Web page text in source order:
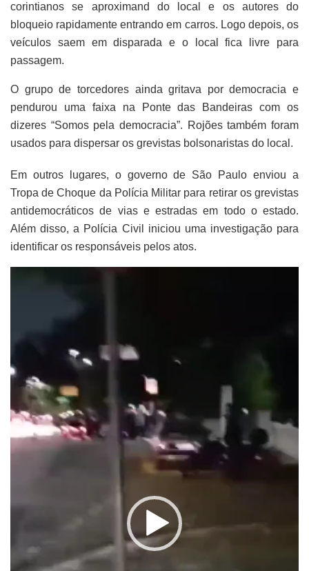
corintianos se aproximand do local e os autores do
bloqueio rapidamente entrando em carros. Logo depois, os
veículos saem em disparada e o local fica livre para
passagem.
O grupo de torcedores ainda gritava por democracia e
pendurou uma faixa na Ponte das Bandeiras com os
dizeres “Somos pela democracia”. Rojões também foram
usados para dispersar os grevistas bolsonaristas do local.
Em outros lugares, o governo de São Paulo enviou a
Tropa de Choque da Polícia Militar para retirar os grevistas
antidemocráticos de vias e estradas em todo o estado.
Além disso, a Polícia Civil iniciou uma investigação para
identificar os responsáveis pelos atos.